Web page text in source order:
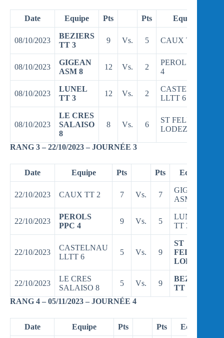
Date Equipe Pts Pts Equipe
08/10/2023
BEZIERS
TT 3
9 Vs. 5 CAUX TT 2
08/10/2023
GIGEAN
ASM 8
12 Vs. 2
PEROLS PPC
4
08/10/2023
LUNEL
TT 3
12 Vs. 2
CASTELNAU
LLTT 6
08/10/2023
LE CRES
SALAISO
8
8 Vs. 6
ST FELIX
LODEZ 2
RANG 3 – 22/10/2023 – JOURNÉE 3
Date Equipe Pts Pts Equipe
22/10/2023 CAUX TT 2 7 Vs. 7
GIGEAN
ASM 8
22/10/2023
PEROLS
PPC 4
9 Vs. 5
LUNEL
TT 3
22/10/2023
CASTELNAU
LLTT 6
5 Vs. 9
ST
FELIX
LODEZ 2
22/10/2023
LE CRES
SALAISO 8
5 Vs. 9
BEZIERS
TT 3
RANG 4 – 05/11/2023 – JOURNÉE 4
Date Equipe Pts Pts Equipe